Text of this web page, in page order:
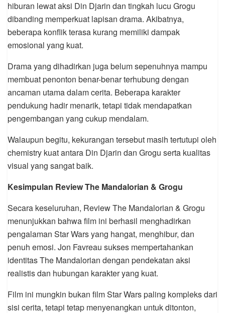
hiburan lewat aksi Din Djarin dan tingkah lucu Grogu
dibanding memperkuat lapisan drama. Akibatnya,
beberapa konflik terasa kurang memiliki dampak
emosional yang kuat.
Drama yang dihadirkan juga belum sepenuhnya mampu
membuat penonton benar-benar terhubung dengan
ancaman utama dalam cerita. Beberapa karakter
pendukung hadir menarik, tetapi tidak mendapatkan
pengembangan yang cukup mendalam.
Walaupun begitu, kekurangan tersebut masih tertutupi oleh
chemistry kuat antara Din Djarin dan Grogu serta kualitas
visual yang sangat baik.
Kesimpulan Review The Mandalorian & Grogu
Secara keseluruhan, Review The Mandalorian & Grogu
menunjukkan bahwa film ini berhasil menghadirkan
pengalaman Star Wars yang hangat, menghibur, dan
penuh emosi. Jon Favreau sukses mempertahankan
identitas The Mandalorian dengan pendekatan aksi
realistis dan hubungan karakter yang kuat.
Film ini mungkin bukan film Star Wars paling kompleks dari
sisi cerita, tetapi tetap menyenangkan untuk ditonton,